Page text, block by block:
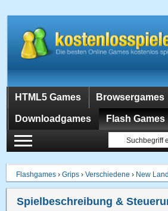
HTML5 Games Browsergames
Downloadgames Flash Games
Flashgames ›Grips ›Verschiedene › New Land
Spielbeschreibung &